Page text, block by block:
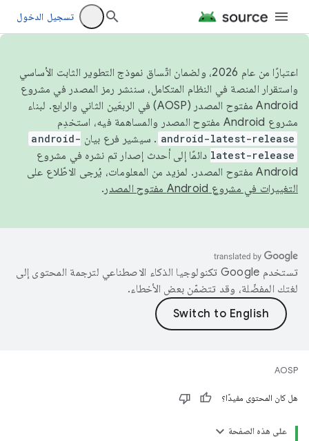
تسجيل الدخول
اعتبارًا من عام 2026، ولضمان اتّساق نموذج التطوير الثابت الأساسي
واستقرار المنصة في النظام المتكامل، سننشر رمز المصدر في مشروع
Android مفتوح المصدر (AOSP) في الربعَين الثاني والرابع. لبناء
مشروع Android مفتوح المصدر والمساهمة فيه، استخدِم
android-latest-release . سيشير فرع بيان android-
latest-release دائمًا إلى أحدث إصدار تم نشره في مشروع
Android مفتوح المصدر. لمزيد من المعلومات، يُرجى الاطّلاع على
التغييرات في مشروع Android مفتوح المصدر
.
تستخدم Google تكنولوجيا الذكاء الاصطناعي لترجمة المحتوى إلى
لغتك المفضّلة، وقد تتضمّن بعض الأخطاء.
AOSP
هل كان المحتوى مفيدًا؟
على هذه الصفحة